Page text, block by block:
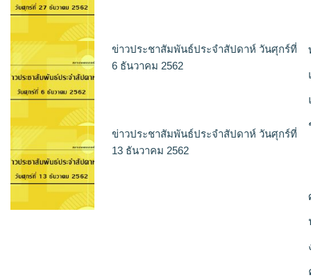
ข่าวประชาสัมพันธ์ประจำสัปดาห์ วันศุกร์ที่
6 ธันวาคม 2562
ข่าวประชาสัมพันธ์ประจำสัปดาห์ วันศุกร์ที่
13 ธันวาคม 2562